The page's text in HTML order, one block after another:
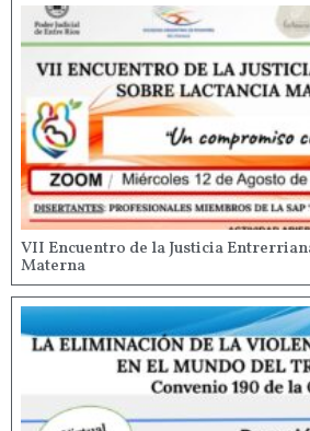
VII Encuentro de la Justicia
Materna